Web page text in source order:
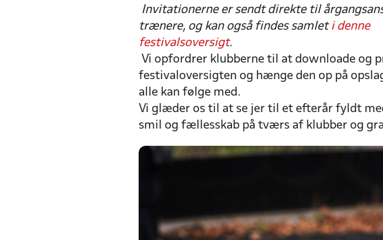
Invitationerne er sendt direkte til
trænere, og kan også findes samleti denne
festivalsoversigt.
Vi opfordrer klubberne til at downloade og
festivaloversigten og hænge den op på
alle kan følge med.
Vi glæder os til at se jer til et efterår fyldt
smil og fællesskab på tværs af klubber og